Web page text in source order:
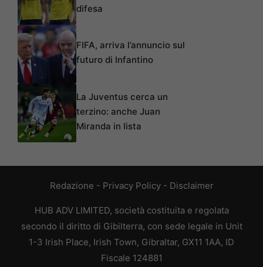
difesa
FIFA, arriva l’annuncio sul
futuro di Infantino
La Juventus cerca un
terzino: anche Juan
Miranda in lista
Redazione - Privacy Policy- Disclaimer
HUB ADV LIMITED, società costituita e regolata
secondo il diritto di Gibilterra, con sede legale in Unit
1-3 Irish Place, Irish Town, Gibraltar, GX11 1AA, ID
Fiscale 124881